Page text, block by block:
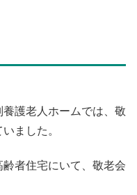
護老人ホームでは、敬
ました。
者住宅にいて、敬老会